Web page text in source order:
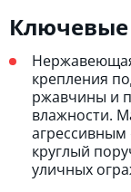
Ключевые
крепления
ржавчины и
влажности.
агрессивным
круглый
уличных